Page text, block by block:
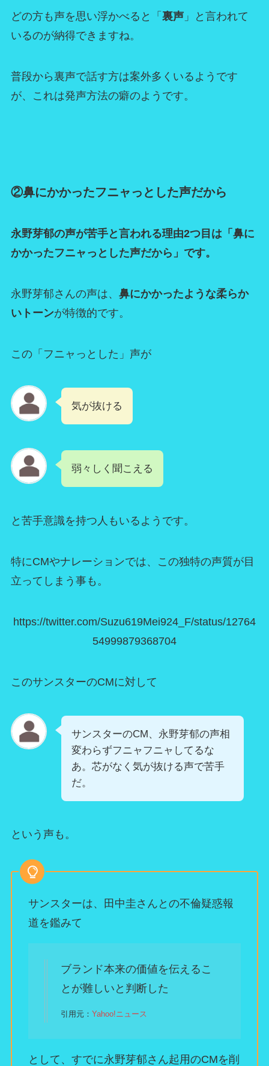
どの方も声を思い浮かべると「 裏声」と言われて
いるのが納得できますね。
普段から裏声で話す方は案外多くいるようです
が、これは発声方法の癖のようです。
②鼻にかかったフニャっとした声だから
永野芽郁の声が苦手と言われる理由2つ目は「鼻に
かかったフニャっとした声だから」です。
永野芽郁さんの声は、 鼻にかかったような柔らか
いトーンが特徴的です。
この「フニャっとした」声が
気が抜ける
弱々しく聞こえる
と苦手意識を持つ人もいるようです。
特にCMやナレーションでは、この独特の声質が目
立ってしまう事も。
https://twitter.com/Suzu619Mei924_F/status/12764
54999879368704
このサンスターのCMに対して
サンスターのCM、永野芽郁の声相
変わらずフニャフニャしてるな
あ。芯がなく気が抜ける声で苦手
だ。
という声も。
サンスターは、田中圭さんとの不倫疑惑報
道を鑑みて
ブランド本来の価値を伝えるこ
とが難しいと判断した
引用元： Yahoo!ニュース
として、すでに永野芽郁さん起用のCMを削